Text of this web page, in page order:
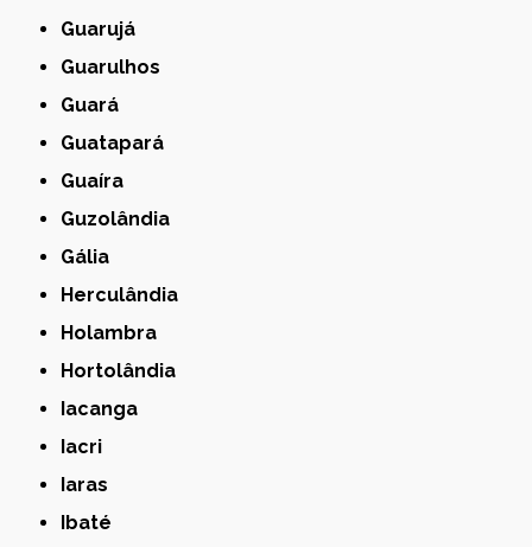
Guarujá
Guarulhos
Guará
Guatapará
Guaíra
Guzolândia
Gália
Herculândia
Holambra
Hortolândia
Iacanga
Iacri
Iaras
Ibaté